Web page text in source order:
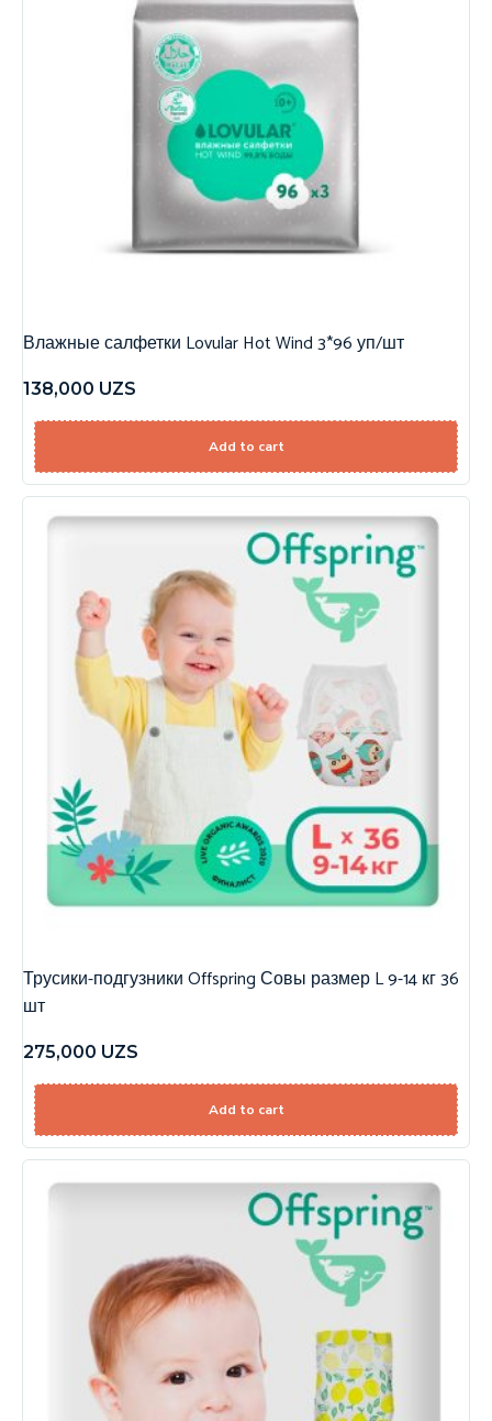
Влажные салфетки Lovular Hot Wind 3*96 уп/шт
138,000 UZS
Add to cart
Трусики-подгузники Offspring Совы размер L 9-14 кг 36
шт
275,000 UZS
Add to cart